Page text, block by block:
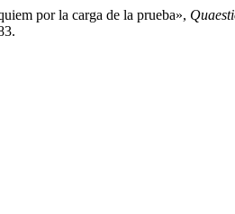
por la carga de la prueba»,